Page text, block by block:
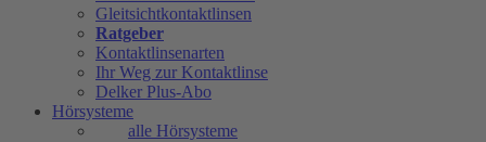
Gleitsichtkontaktlinsen
Ratgeber
Kontaktlinsenarten
Ihr Weg zur Kontaktlinse
Delker Plus-Abo
Hörsysteme
alle Hörsysteme